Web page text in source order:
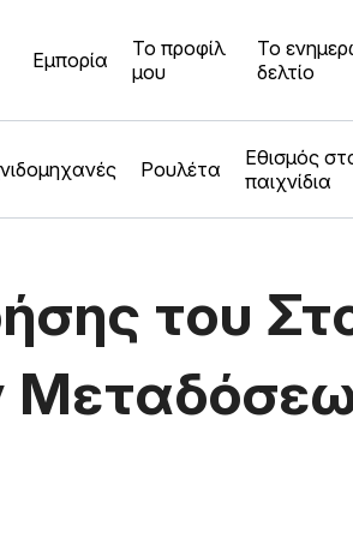
Εμπορία
Το προφίλ
μου
Το
δελτίο
Ρουλέτα
Εθισμός
παιχνίδια
του